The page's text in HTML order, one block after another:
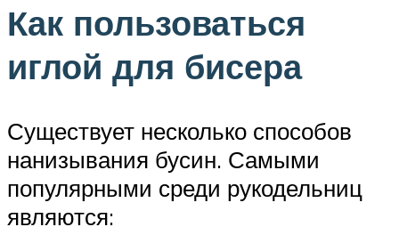
Как пользоваться
иглой для бисера
Существует несколько способов
нанизывания бусин. Самыми
популярными среди рукодельниц
являются: